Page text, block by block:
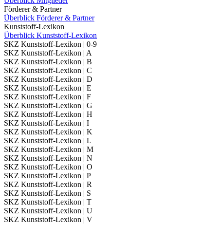
Förderer & Partner
Überblick Förderer & Partner
Kunststoff-Lexikon
Überblick Kunststoff-Lexikon
SKZ Kunststoff-Lexikon | 0-9
SKZ Kunststoff-Lexikon | A
SKZ Kunststoff-Lexikon | B
SKZ Kunststoff-Lexikon | C
SKZ Kunststoff-Lexikon | D
SKZ Kunststoff-Lexikon | E
SKZ Kunststoff-Lexikon | F
SKZ Kunststoff-Lexikon | G
SKZ Kunststoff-Lexikon | H
SKZ Kunststoff-Lexikon | I
SKZ Kunststoff-Lexikon | K
SKZ Kunststoff-Lexikon | L
SKZ Kunststoff-Lexikon | M
SKZ Kunststoff-Lexikon | N
SKZ Kunststoff-Lexikon | O
SKZ Kunststoff-Lexikon | P
SKZ Kunststoff-Lexikon | R
SKZ Kunststoff-Lexikon | S
SKZ Kunststoff-Lexikon | T
SKZ Kunststoff-Lexikon | U
SKZ Kunststoff-Lexikon | V